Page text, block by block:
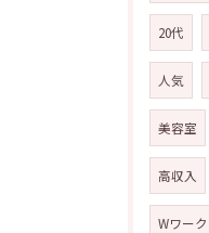
20代
人気
美容室
高収入
Wワーク